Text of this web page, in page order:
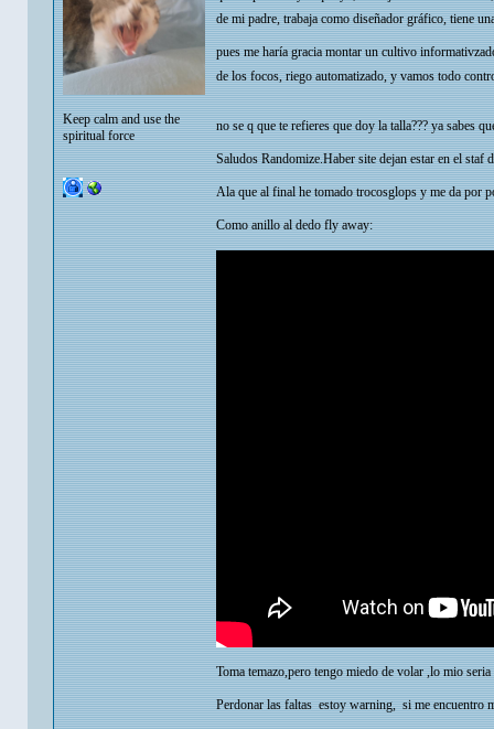
Keep calm and use the
spiritual force
de mi padre, trabaja como diseñador gráfico, tiene
pues me haría gracia montar un cultivo
de los focos, riego automatizado, y vamos todo
no se q que te refieres que doy la talla??? ya sabes
Saludos Randomize.Haber site dejan estar en el staf
Ala que al final he tomado trocosglops y me da por
Como anillo al dedo fly away:
Toma temazo,pero tengo miedo de volar ,lo mio
Perdonar las faltas estoy warning, si me encuentro